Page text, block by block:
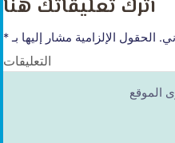
أترك تعليقاتك هنا
الحقول الإلزامية مشار إليها بـ*
التعليقات